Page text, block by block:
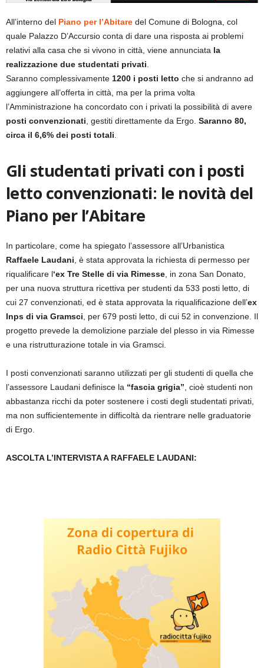
All’interno del Piano per l’Abitare del Comune di Bologna, col
quale Palazzo D’Accursio conta di dare una risposta ai problemi
relativi alla casa che si vivono in città, viene annunciata la
realizzazione due studentati privati.
Saranno complessivamente 1200 i posti letto che si andranno ad
aggiungere all’offerta in città, ma per la prima volta
l’Amministrazione ha concordato con i privati la possibilità di avere
posti convenzionati, gestiti direttamente da Ergo. Saranno 80,
circa il 6,6% dei posti totali.
Gli studentati privati con i posti
letto convenzionati: le novità del
Piano per l’Abitare
In particolare, come ha spiegato l’assessore all’Urbanistica
Raffaele Laudani, è stata approvata la richiesta di permesso per
riqualificare l‘ex Tre Stelle di via Rimesse, in zona San Donato,
per una nuova struttura ricettiva per studenti da 533 posti letto, di
cui 27 convenzionati, ed è stata approvata la riqualificazione dell’ex
Inps di via Gramsci, per 679 posti letto, di cui 52 in convenzione. Il
progetto prevede la demolizione parziale del plesso in via Rimesse
e una ristrutturazione totale in via Gramsci.
I posti convenzionati saranno utilizzati per gli studenti di quella che
l’assessore Laudani definisce la “fascia grigia”, cioè studenti non
abbastanza ricchi da poter sostenere i costi degli studentati privati,
ma non sufficientemente in difficoltà da rientrare nelle graduatorie
di Ergo.
ASCOLTA L’INTERVISTA A RAFFAELE LAUDANI: